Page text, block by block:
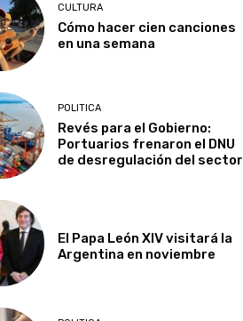
CULTURA
Cómo hacer cien canciones
en una semana
POLITICA
Revés para el Gobierno:
Portuarios frenaron el DNU
de desregulación del sector
El Papa León XIV visitará la
Argentina en noviembre